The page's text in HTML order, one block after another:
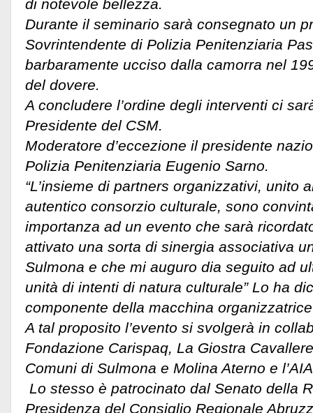
di notevole bellezza.
Durante il seminario sarà consegnato un
Sovrintendente di Polizia Penitenziaria
barbaramente ucciso dalla camorra nel
del dovere.
A concludere l’ordine degli interventi ci
Presidente del CSM.
Moderatore d’eccezione il presidente
Polizia Penitenziaria Eugenio Sarno.
“L’insieme di partners organizzativi, unito
autentico consorzio culturale, sono
importanza ad un evento che sarà
attivato una sorta di sinergia associativa
Sulmona e che mi auguro dia seguito ad
unità di intenti di natura culturale” Lo ha
componente della macchina
A tal proposito l’evento si svolgerà in
Fondazione Carispaq, La Giostra
Comuni di Sulmona e Molina Aterno e
Lo stesso è patrocinato dal Senato della
Presidenza del Consiglio Regionale
Canale VIDEO -